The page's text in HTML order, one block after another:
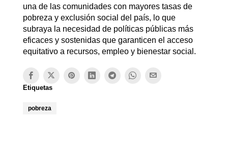
una de las comunidades con mayores tasas de
pobreza y exclusión social del país, lo que
subraya la necesidad de políticas públicas más
eficaces y sostenidas que garanticen el acceso
equitativo a recursos, empleo y bienestar social.
Etiquetas
pobreza